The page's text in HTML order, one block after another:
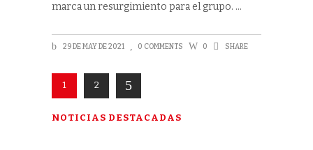
marca un resurgimiento para el grupo.
29 DE MAY DE 2021 0 COMMENTS 0 SHARE
1 2
NOTICIAS DESTACADAS